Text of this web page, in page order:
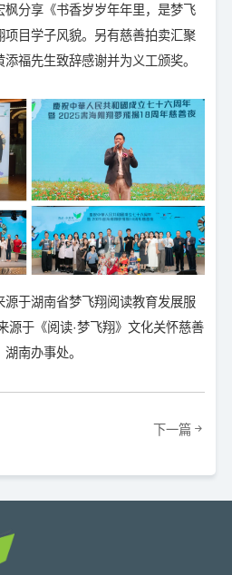
分享《书香岁岁年年里，是梦飞
目学子风貌。另有慈善拍卖汇聚
福先生致辞感谢并为义工颁奖。
源于湖南省梦飞翔阅读教育发展服
源于《阅读·梦飞翔》文化关怀慈善
南办事处。
下一篇